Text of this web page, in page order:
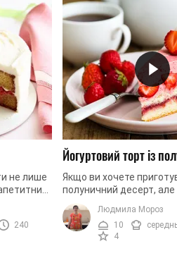
не лише
для
240
Йогуртовий торт із
Якщо ви хочете
полуничний десерт, але
нема часу на те, щоб
на кухні, радимо вам
Людмила Мороз
10
4